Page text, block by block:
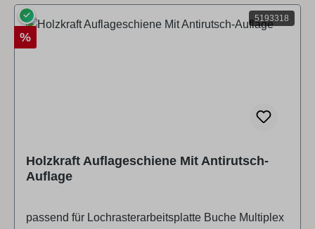
Rabatt
%
5193318
✓
Holzkraft Auflageschiene Mit Antirutsch-
Auflage
passend für Lochrasterarbeitsplatte Buche Multiplex